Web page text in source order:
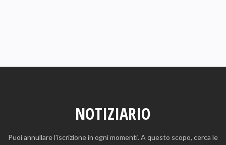
NOTIZIARIO
Puoi annullare l'iscrizione in ogni momenti. A questo scopo, cerca le